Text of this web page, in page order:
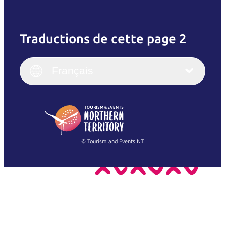
Traductions de cette page 2
English
(Singapore)
Français
Italiano
繁體中文
© Tourism and Events NT